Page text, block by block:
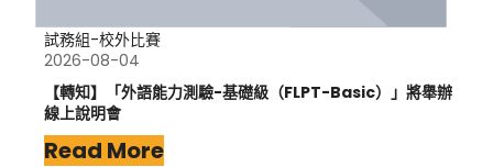
試務組-校外比賽
2026-08-04
【轉知】「外語能力測驗-基礎級（FLPT-Basic）」將舉辦
線上說明會
Read More